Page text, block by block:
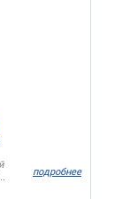
подробнее